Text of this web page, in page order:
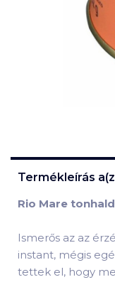
Termékleírás
Rio Mare
Ismerős az az
instant, mégis
tettek el, hogy